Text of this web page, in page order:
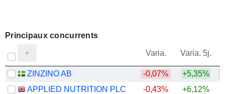
Principaux concurrents
Varia. Varia. 5j.
ZINZINO AB
-0,07% +5,35%
APPLIED NUTRITION PLC
-0,43% +6,12%